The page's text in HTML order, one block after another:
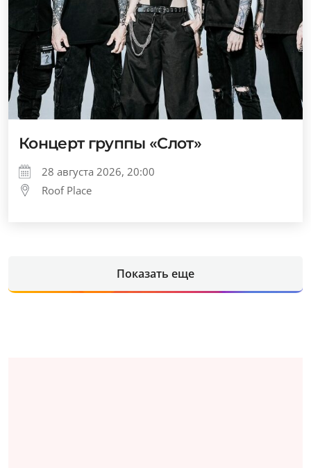
Концерт группы «Слот»
28 августа 2026, 20:00
Roof Place
Показать еще